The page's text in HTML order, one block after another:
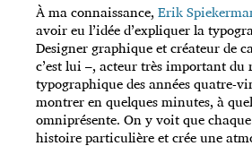
À ma connaissance, Erik
avoir eu l’idée d’expliquer la
Designer graphique et créateur de
c’est lui –, acteur très important du
typographique des années quatre-
montrer en quelques minutes, à
omniprésente. On y voit que
histoire particulière et crée une